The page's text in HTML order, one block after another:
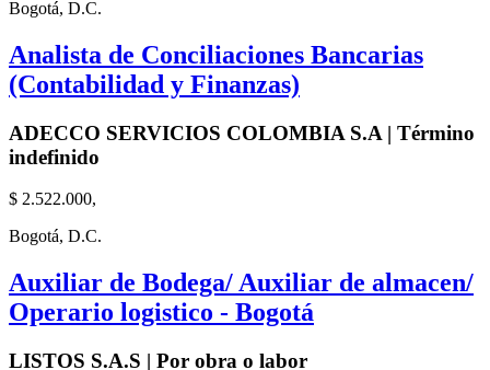
Bogotá, D.C.
Analista de Conciliaciones Bancarias
(Contabilidad y Finanzas)
ADECCO SERVICIOS COLOMBIA S.A | Término
indefinido
$ 2.522.000,
Bogotá, D.C.
Auxiliar de Bodega/ Auxiliar de almacen/
Operario logistico - Bogotá
LISTOS S.A.S | Por obra o labor